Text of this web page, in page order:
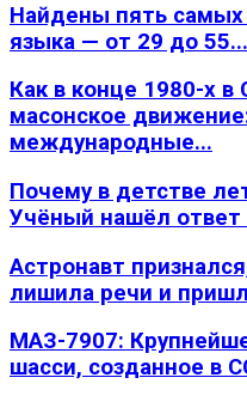
Найдены пять самых
языка — от 29 до 55...
Как в конце 1980-х в
масонское
международные...
Почему в детстве
Учёный нашёл ответ
Астронавт
лишила речи и
МАЗ-7907:
шасси, созданное в